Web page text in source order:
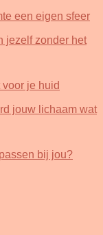
een eigen sfeer
jezelf zonder het
je huid
jouw lichaam wat
bij jou?